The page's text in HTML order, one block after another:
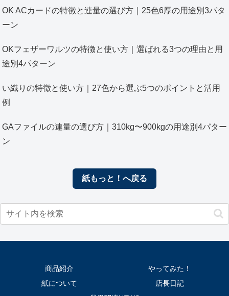
OK ACカードの特徴と連量の選び方｜25色6厚の用途別3パタ
ーン
OKフェザーワルツの特徴と使い方｜選ばれる3つの理由と用
途別4パターン
い織りの特徴と使い方｜27色から選ぶ5つのポイントと活用
例
GAファイルの連量の選び方｜310kg〜900kgの用途別4パター
ン
紙もっと！へ戻る
商品紹介
やってみた！
紙について
店長日記